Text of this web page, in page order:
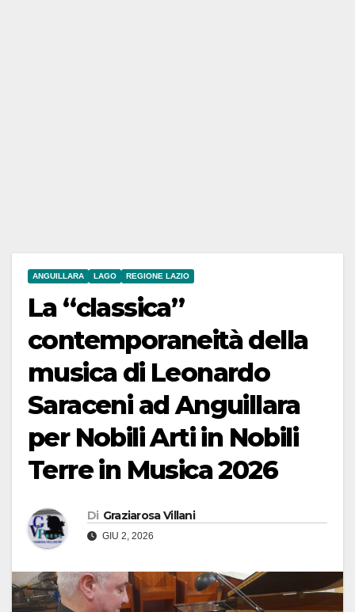
ANGUILLARA LAGO REGIONE LAZIO
La “classica”
contemporaneità della
musica di Leonardo
Saraceni ad Anguillara
per Nobili Arti in Nobili
Terre in Musica 2026
Di Graziarosa Villani
GIU 2, 2026